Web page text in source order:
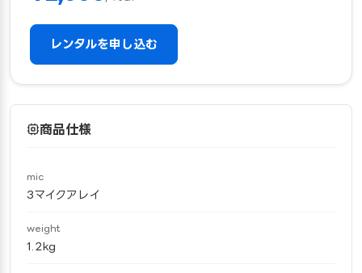
レンタルを申し込む
商品仕様
mic
3マイクアレイ
weight
1.2kg